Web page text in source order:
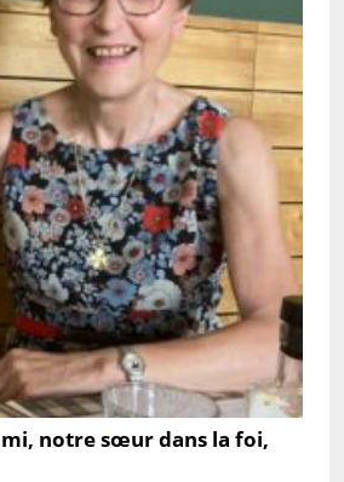
notre sœur dans la foi,